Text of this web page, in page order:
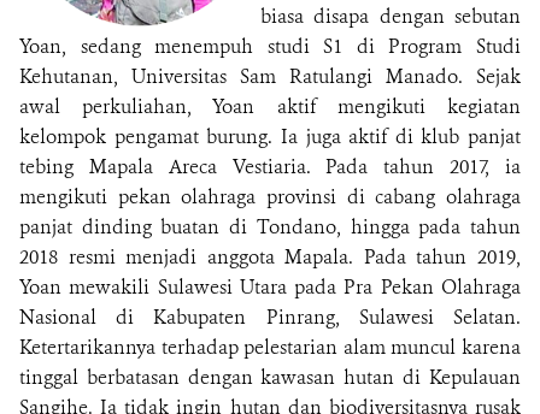
biasa disapa dengan sebutan
Yoan, sedang menempuh studi S1 di Program Studi
Kehutanan, Universitas Sam Ratulangi Manado. Sejak
awal perkuliahan, Yoan aktif mengikuti kegiatan
kelompok pengamat burung. Ia juga aktif di klub panjat
tebing Mapala Areca Vestiaria. Pada tahun 2017, ia
mengikuti pekan olahraga provinsi di cabang olahraga
panjat dinding buatan di Tondano, hingga pada tahun
2018 resmi menjadi anggota Mapala. Pada tahun 2019,
Yoan mewakili Sulawesi Utara pada Pra Pekan Olahraga
Nasional di Kabupaten Pinrang, Sulawesi Selatan.
Ketertarikannya terhadap pelestarian alam muncul karena
tinggal berbatasan dengan kawasan hutan di Kepulauan
Sangihe. Ia tidak ingin hutan dan biodiversitasnya rusak